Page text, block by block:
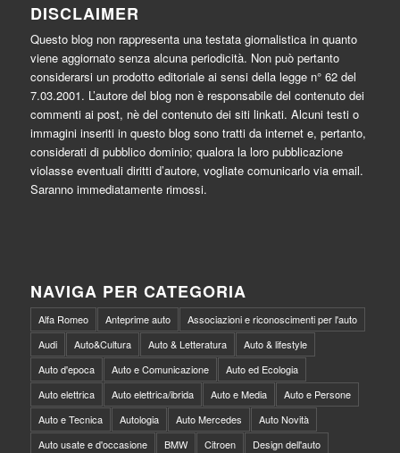
DISCLAIMER
Questo blog non rappresenta una testata giornalistica in quanto
viene aggiornato senza alcuna periodicità. Non può pertanto
considerarsi un prodotto editoriale ai sensi della legge n° 62 del
7.03.2001. L’autore del blog non è responsabile del contenuto dei
commenti ai post, nè del contenuto dei siti linkati. Alcuni testi o
immagini inseriti in questo blog sono tratti da internet e, pertanto,
considerati di pubblico dominio; qualora la loro pubblicazione
violasse eventuali diritti d’autore, vogliate comunicarlo via email.
Saranno immediatamente rimossi.
NAVIGA PER CATEGORIA
Alfa Romeo Anteprime auto
Associazioni e riconoscimenti per l'auto
Audi
Auto&Cultura Auto & Letteratura
Auto & lifestyle
Auto d'epoca
Auto e Comunicazione
Auto ed Ecologia
Auto elettrica
Auto elettrica/ibrida Auto e Media
Auto e Persone
Auto e Tecnica
Autologia Auto Mercedes
Auto Novità
Auto usate e d'occasione
BMW Citroen
Design dell'auto